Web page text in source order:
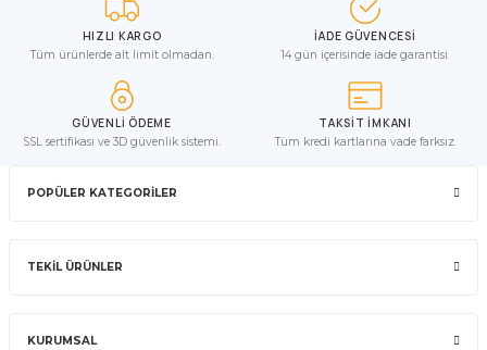
HIZLI KARGO
Tüm ürünlerde alt limit olmadan.
İADE GÜVENCESİ
14 gün içerisinde iade garantisi.
GÜVENLİ ÖDEME
SSL sertifikası ve 3D güvenlik sistemi.
TAKSİT İMKANI
Tüm kredi kartlarına vade farksız.
POPÜLER KATEGORİLER
TEKİL ÜRÜNLER
KURUMSAL